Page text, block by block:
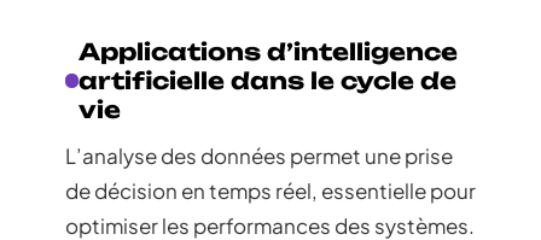
Applications d’intelligence
artificielle dans le cycle de
vie
L’analyse des données permet une prise
de décision en temps réel, essentielle pour
optimiser les performances des systèmes.